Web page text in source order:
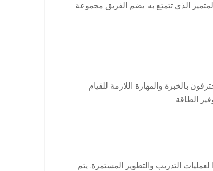
الذي تتمتع به. يضم الفريق مجموعة
بالخبرة والمهارة اللازمة للقيام
الطاقة.
التدريب والتطوير المستمرة. يتم